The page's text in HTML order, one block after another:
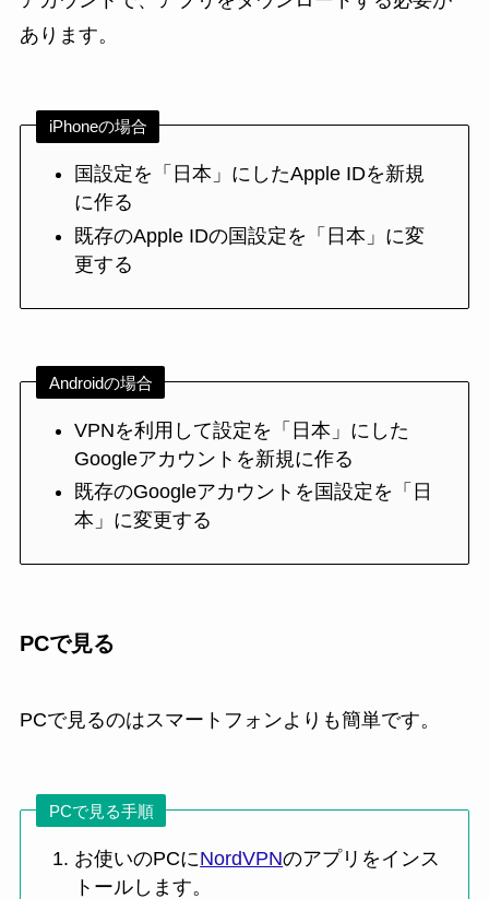
あります。
iPhoneの場合
国設定を「日本」にしたApple IDを新規
に作る
既存のApple IDの国設定を「日本」に変
更する
Androidの場合
VPNを利用して設定を「日本」にした
Googleアカウントを新規に作る
既存のGoogleアカウントを国設定を「日
本」に変更する
PCで見る
PCで見るのはスマートフォンよりも簡単です。
PCで見る手順
お使いのPCにNordVPNのアプリをインス
トールします。